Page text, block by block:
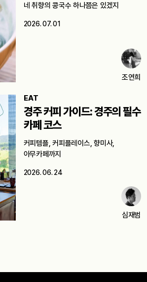
네 취향의 콩국수 하나쯤은 있겠지
2026. 07. 01
조연희
EAT
경주 커피 가이드: 경주의 필수
카페 코스
커피템플, 커피플레이스, 향미사,
아무카페까지
2026. 06. 24
심재범